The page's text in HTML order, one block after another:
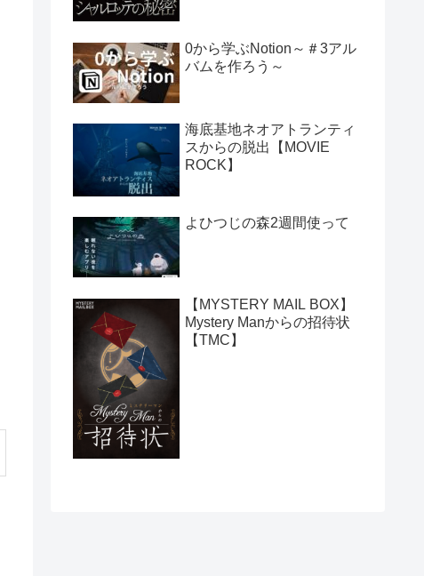
0から学ぶNotion～＃3アル
バムを作ろう～
海底基地ネオアトランティ
スからの脱出【MOVIE
ROCK】
よひつじの森2週間使って
【MYSTERY MAIL BOX】
Mystery Manからの招待状
【TMC】